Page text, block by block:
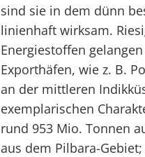
sind sie in dem dünn
linienhaft wirksam.
Energiestoffen
Exporthäfen, wie z. B.
an der mittleren
exemplarischen
rund 953 Mio. Tonnen
aus dem Pilbara-